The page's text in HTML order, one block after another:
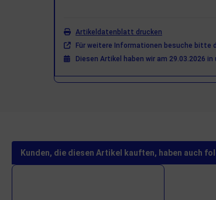
Artikeldatenblatt drucken
Für weitere Informationen besuche bitte
Diesen Artikel haben wir am 29.03.2026
Kunden, die diesen Artikel kauften, haben auch